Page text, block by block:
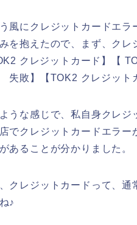
風にクレジットカードエ
を抱えたので、まず、ク
クレジットカード】【
失敗】【TOK2 クレジット
うな感じで、私自身クレ
でクレジットカードエラー
あることが分かりました。
クレジットカードって、
♪